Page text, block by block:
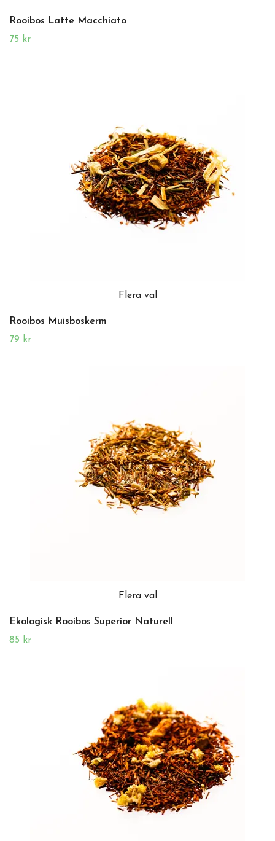
Rooibos Latte Macchiato
75 kr
Flera val
Rooibos Muisboskerm
79 kr
Flera val
Ekologisk Rooibos Superior Naturell
85 kr